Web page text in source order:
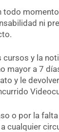
ni
y la
mayor a 7
y le
o por la